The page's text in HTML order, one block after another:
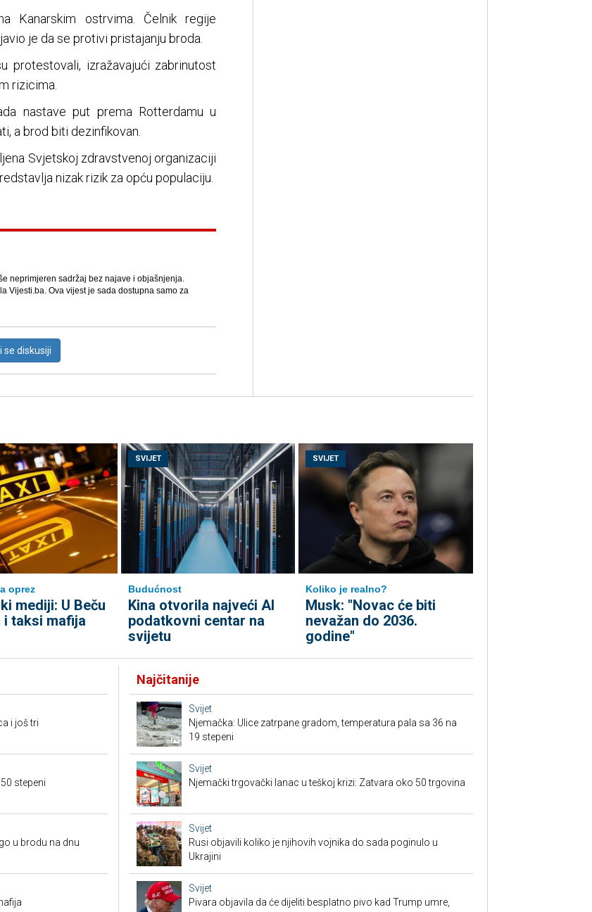
Kanarskim ostrvima. Čelnik regije
je da se protivi pristajanju broda.
protestovali, izražavajući zabrinutost
rizicima.
nastave put prema Rotterdamu u
a brod biti dezinfikovan.
Svjetskoj zdravstvenoj organizaciji
nizak rizik za opću populaciju.
neprimjeren sadržaj bez najave i objašnjenja.
Vijesti.ba. Ova vijest je sada dostupna samo za
se diskusiji
oprez
mediji: U Beču
i taksi mafija
SVIJET
Budućnost
Kina otvorila najveći AI
podatkovni centar na
svijetu
SVIJET
Koliko je realno?
Musk: "Novac će biti
nevažan do 2036.
godine"
i još tri
stepeni
u brodu na dnu
Najčitanije
Svijet
Njemačka: Ulice zatrpane gradom, temperatura pala sa 36 na
19 stepeni
Svijet
Njemački trgovački lanac u teškoj krizi: Zatvara oko 50 trgovina
Svijet
Rusi objavili koliko je njihovih vojnika do sada poginulo u
Ukrajini
Svijet
Pivara objavila da će dijeliti besplatno pivo kad Trump umre,